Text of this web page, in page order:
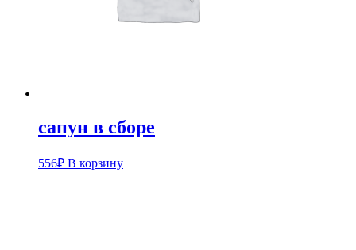
сапун в сборе
556₽ В корзину